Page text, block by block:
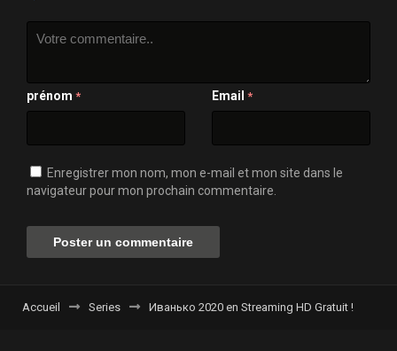
prénom * Email *
Enregistrer mon nom, mon e-mail et mon site dans le
navigateur pour mon prochain commentaire.
Accueil Series Иванько 2020 en Streaming HD Gratuit !